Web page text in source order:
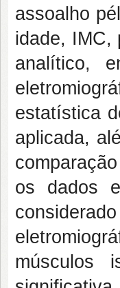
assoalho
idade, IMC,
analítico,
estatística
aplicada,
os dados
músculos